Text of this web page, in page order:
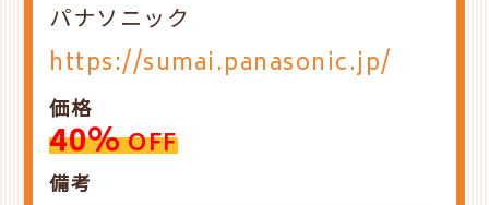
パナソニック
https://sumai.panasonic.jp/
価格
40%OFF
備考